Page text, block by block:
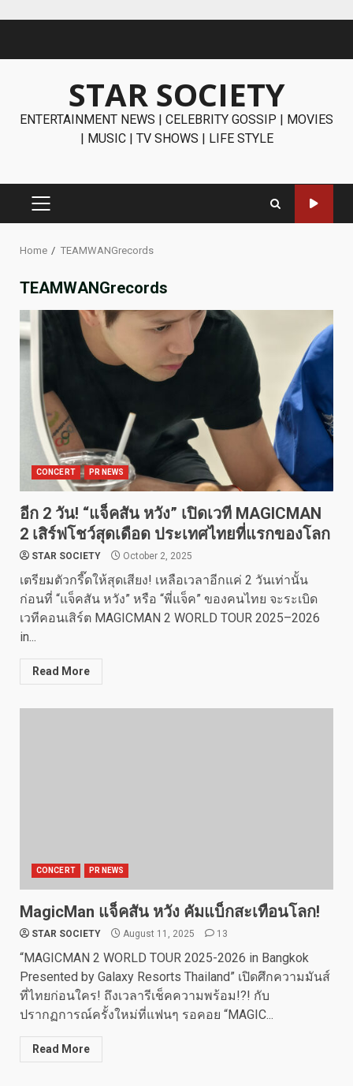
STAR SOCIETY
ENTERTAINMENT NEWS | CELEBRITY GOSSIP | MOVIES
| MUSIC | TV SHOWS | LIFE STYLE
PRIMARY
Home TEAMWANGrecords
TEAMWANGrecords
CONCERT PR NEWS
อีก 2 วัน! “แจ็คสัน หวัง” เปิดเวที MAGICMAN
2 เสิร์ฟโชว์สุดเดือด ประเทศไทยที่แรกของโลก
STAR SOCIETY October 2, 2025
เตรียมตัวกรี๊ดให้สุดเสียง! เหลือเวลาอีกแค่ 2 วันเท่านั้น
ก่อนที่ “แจ็คสัน หวัง” หรือ “พี่แจ็ค” ของคนไทย จะระเบิด
เวทีคอนเสิร์ต MAGICMAN 2 WORLD TOUR 2025–2026
in...
Read More
CONCERT PR NEWS
MagicMan แจ็คสัน หวัง คัมแบ็กสะเทือนโลก!
STAR SOCIETY August 11, 2025 13
“MAGICMAN 2 WORLD TOUR 2025-2026 in Bangkok
Presented by Galaxy Resorts Thailand” เปิดศึกความมันส์
ที่ไทยก่อนใคร! ถึงเวลารีเช็คความพร้อม!?! กับ
ปรากฏการณ์ครั้งใหม่ที่แฟนๆ รอคอย “MAGIC...
Read More